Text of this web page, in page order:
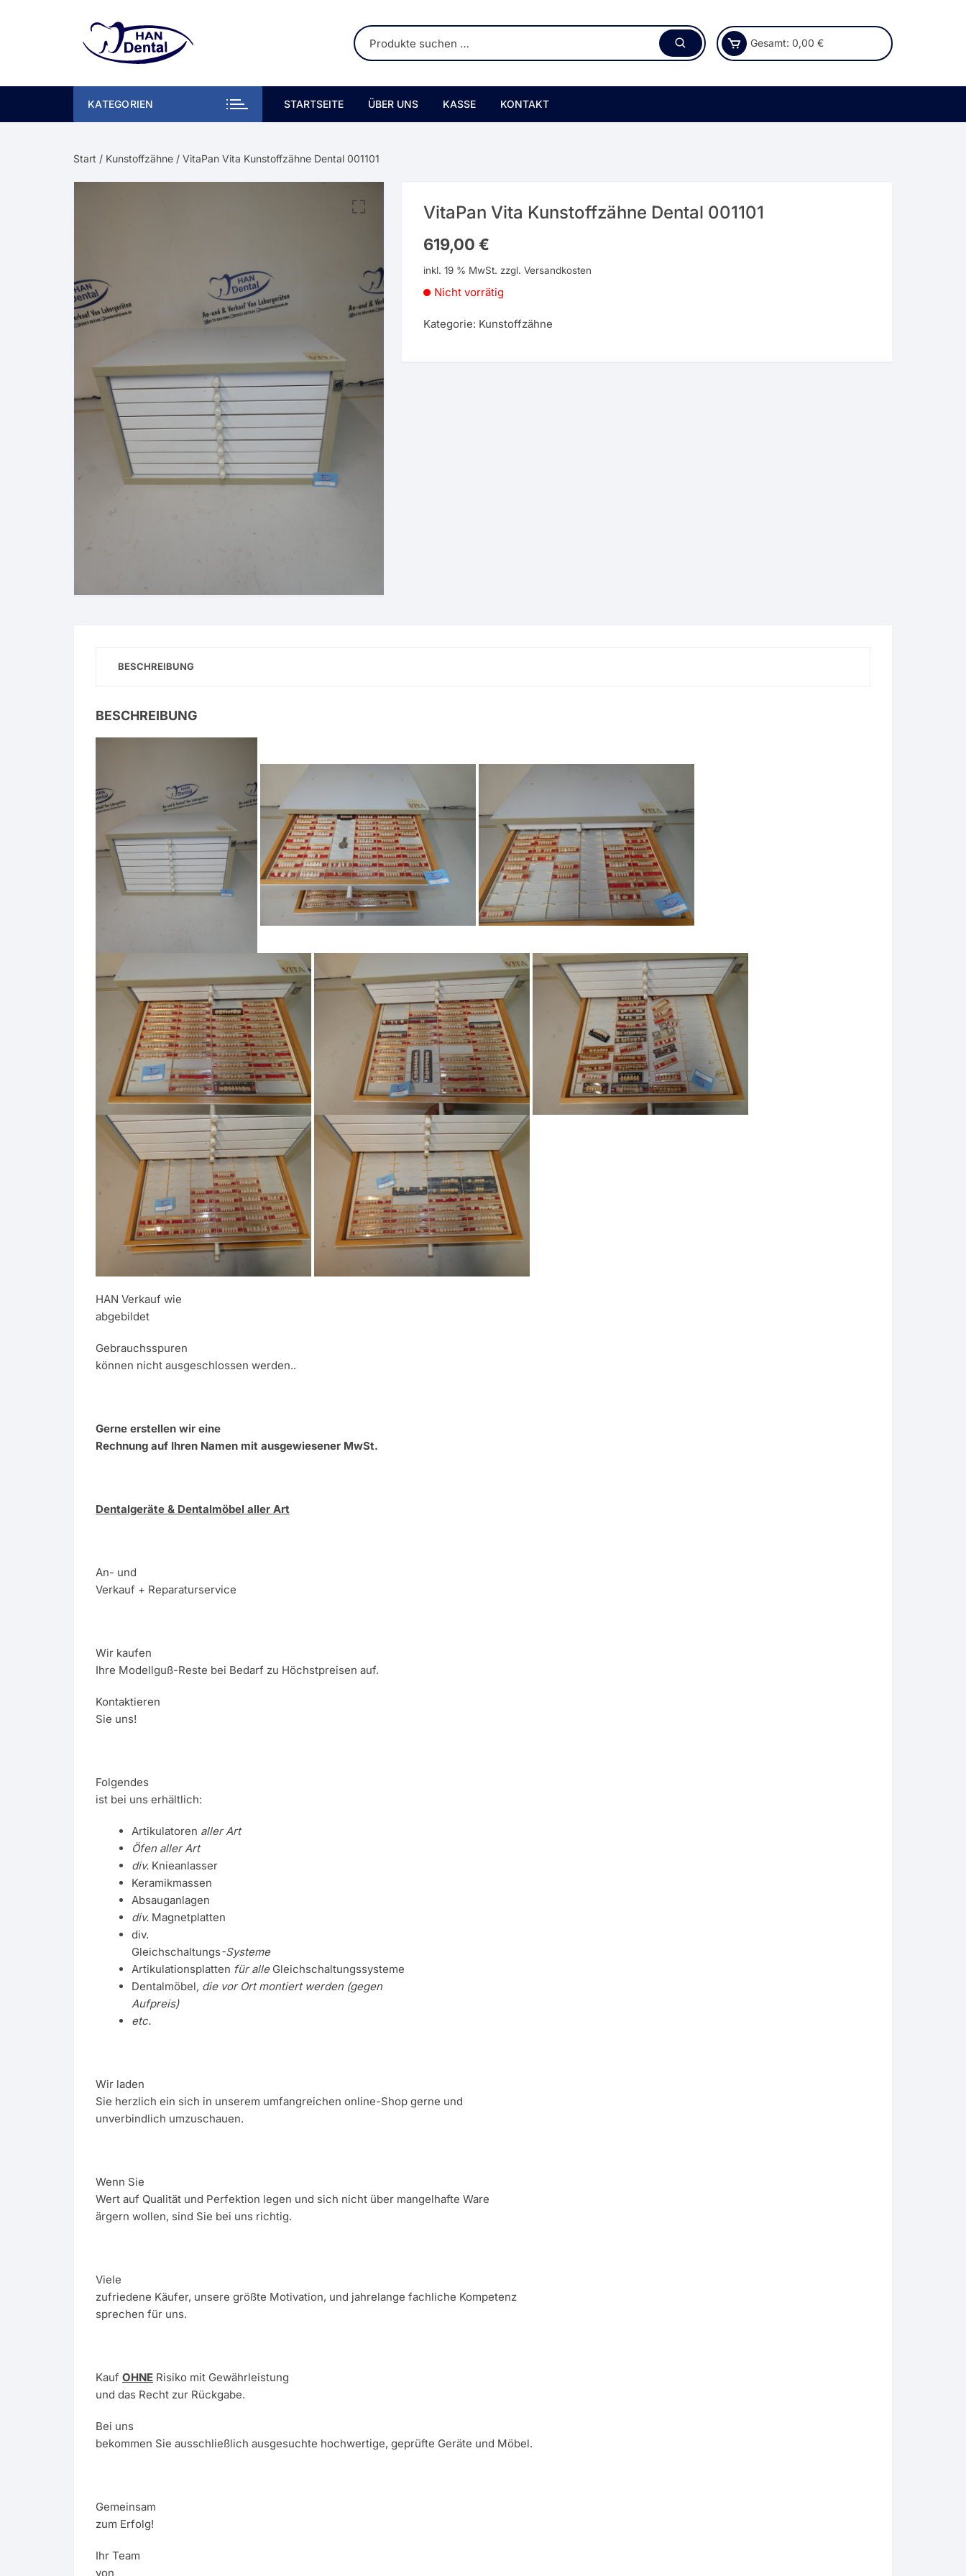
Gesamt: 0,00 €
KATEGORIEN STARTSEITE ÜBER UNS KASSE KONTAKT
Start / Kunstoffzähne / VitaPan Vita Kunstoffzähne Dental 001101
VitaPan Vita Kunstoffzähne Dental 001101
619,00 €
inkl. 19 % MwSt. zzgl. Versandkosten
Nicht vorrätig
Kategorie: Kunstoffzähne
BESCHREIBUNG
BESCHREIBUNG
HAN Verkauf wie
abgebildet
Gebrauchsspuren
können nicht ausgeschlossen werden..
Gerne erstellen wir eine
Rechnung auf Ihren Namen mit ausgewiesener MwSt.
Dentalgeräte & Dentalmöbel aller Art
An- und
Verkauf + Reparaturservice
Wir kaufen
Ihre Modellguß-Reste bei Bedarf zu Höchstpreisen auf.
Kontaktieren
Sie uns!
Folgendes
ist bei uns erhältlich:
Artikulatoren aller Art
Öfen aller Art
div. Knieanlasser
Keramikmassen
Absauganlagen
div. Magnetplatten
div.
Gleichschaltungs-Systeme
Artikulationsplatten für alle Gleichschaltungssysteme
Dentalmöbel, die vor Ort montiert werden (gegen
Aufpreis)
etc.
Wir laden
Sie herzlich ein sich in unserem umfangreichen online-Shop gerne und
unverbindlich umzuschauen.
Wenn Sie
Wert auf Qualität und Perfektion legen und sich nicht über mangelhafte Ware
ärgern wollen, sind Sie bei uns richtig.
Viele
zufriedene Käufer, unsere größte Motivation, und jahrelange fachliche Kompetenz
sprechen für uns.
Kauf OHNE Risiko mit Gewährleistung
und das Recht zur Rückgabe.
Bei uns
bekommen Sie ausschließlich ausgesuchte hochwertige, geprüfte Geräte und Möbel.
Gemeinsam
zum Erfolg!
Ihr Team
von